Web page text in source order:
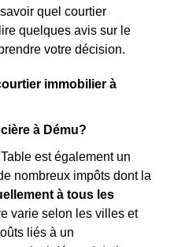
quel courtier
quelques avis sur le
votre décision.
immobilier à
à Dému?
est également un
nombreux impôts dont la
à tous les
varie selon les villes et
liés à un